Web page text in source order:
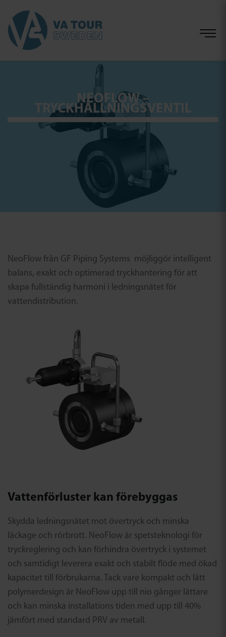
NEOFLOW –
TRYCKHÅLLNINGSVENTIL
NeoFlow från GF Piping Systems möjliggör intelligent
balans, exakt och optimerad tryckhantering för att
skapa fullständig harmoni i ledningsnätet för
vattendistribution.
Vattenförluster kan förebyggas
Skydda ledningsnätet mot övertryck och minska
läckage och rörbrott. NeoFlow är spetsteknologi för
tryckreglering och kan förhindra övertryck i systemet
och samtidigt leverera exakt och stabilt flöde med ökad
kapacitet till förbrukarna. Tack vare kompakt och lätt
polymerdesign är NeoFlow upp till nio gånger lättare
och kan minska installations tiden med upp till 40%
jämfört med standard PRV av metall.